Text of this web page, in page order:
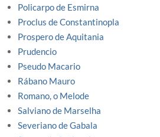
Policarpo de Esmirna
Proclus de Constantinopla
Prospero de Aquitania
Prudencio
Pseudo Macario
Rábano Mauro
Romano, o Melode
Salviano de Marselha
Severiano de Gabala